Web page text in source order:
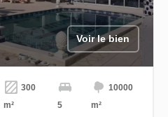
Voir le bien
300
m²
5
10000
m²